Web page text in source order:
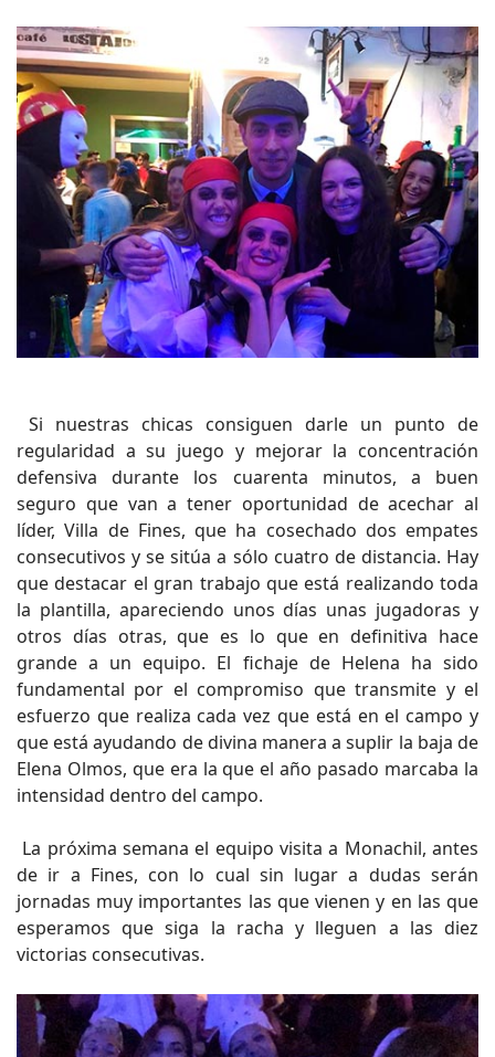
Si nuestras chicas consiguen darle un punto de
regularidad a su juego y mejorar la concentración
defensiva durante los cuarenta minutos, a buen
seguro que van a tener oportunidad de acechar al
líder, Villa de Fines, que ha cosechado dos empates
consecutivos y se sitúa a sólo cuatro de distancia. Hay
que destacar el gran trabajo que está realizando toda
la plantilla, apareciendo unos días unas jugadoras y
otros días otras, que es lo que en definitiva hace
grande a un equipo. El fichaje de Helena ha sido
fundamental por el compromiso que transmite y el
esfuerzo que realiza cada vez que está en el campo y
que está ayudando de divina manera a suplir la baja de
Elena Olmos, que era la que el año pasado marcaba la
intensidad dentro del campo.
La próxima semana el equipo visita a Monachil, antes
de ir a Fines, con lo cual sin lugar a dudas serán
jornadas muy importantes las que vienen y en las que
esperamos que siga la racha y lleguen a las diez
victorias consecutivas.